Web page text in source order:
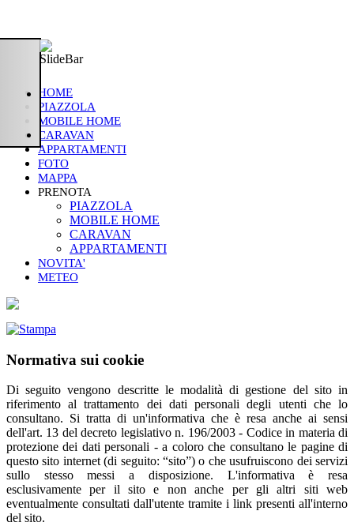
HOME
PIAZZOLA
MOBILE HOME
CARAVAN
APPARTAMENTI
FOTO
MAPPA
PRENOTA
PIAZZOLA
MOBILE HOME
CARAVAN
APPARTAMENTI
NOVITA'
METEO
Normativa sui cookie
Di seguito vengono descritte le modalità di gestione del sito in
riferimento al trattamento dei dati personali degli utenti che lo
consultano. Si tratta di un'informativa che è resa anche ai sensi
dell'art. 13 del decreto legislativo n. 196/2003 - Codice in materia di
protezione dei dati personali - a coloro che consultano le pagine di
questo sito internet (di seguito: “sito”) o che usufruiscono dei servizi
sullo stesso messi a disposizione. L'informativa è resa
esclusivamente per il sito e non anche per gli altri siti web
eventualmente consultati dall'utente tramite i link presenti all'interno
del sito.